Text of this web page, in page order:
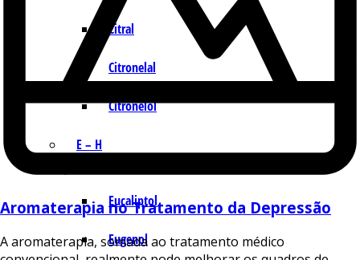
Citral
Citronelal
Citronelol
E – H
Eucaliptol
Eugenol
Aromaterapia no Tratamento da Depressão
A aromaterapia, somada ao tratamento médico